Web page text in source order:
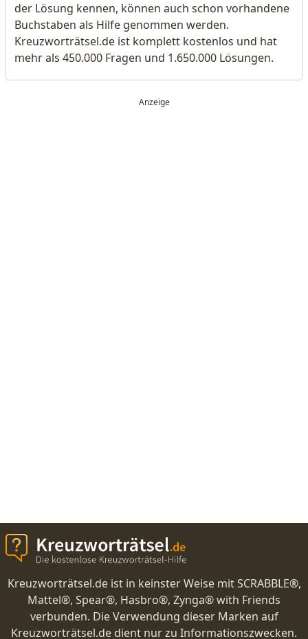
der Lösung kennen, können auch schon vorhandene
Buchstaben als Hilfe genommen werden.
Kreuzworträtsel.de ist komplett kostenlos und hat
mehr als 450.000 Fragen und 1.650.000 Lösungen.
Kreuzworträtsel.de ist in keinster Weise mit SCRABBLE®,
Mattel®, Spear®, Hasbro®, Zynga® with Friends
verbunden. Die Verwendung dieser Marken auf
Kreuzworträtsel.de dient nur zu Informationszwecken.